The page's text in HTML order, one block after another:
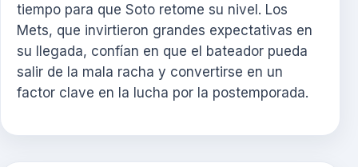
tiempo para que Soto retome su nivel. Los
Mets, que invirtieron grandes expectativas en
su llegada, confían en que el bateador pueda
salir de la mala racha y convertirse en un
factor clave en la lucha por la postemporada.